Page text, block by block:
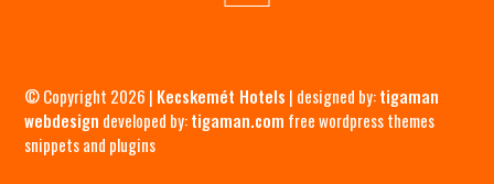
© Copyright 2026 | Kecskemét Hotels | designed by:tigaman
webdesign developed by:tigaman.com free wordpress themes
snippets and plugins